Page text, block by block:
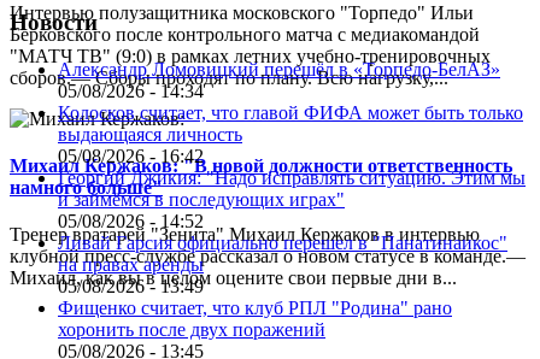
Интервью полузащитника московского "Торпедо" Ильи
Берковского после контрольного матча с медиакомандой
"МАТЧ ТВ" (9:0) в рамках летних учебно-тренировочных
сборов.— Сборы проходят по плану. Всю нагрузку,...
Михаил Кержаков: "В новой должности ответственность
намного больше"
Тренер вратарей "Зенита" Михаил Кержаков в интервью
клубной пресс-службе рассказал о новом статусе в команде.—
Михаил, как вы в целом оцените свои первые дни в...
Новости
Александр Ломовицкий перешёл в «Торпедо-БелАЗ»
05/08/2026 - 14:34
Колосков считает, что главой ФИФА может быть только
выдающаяся личность
05/08/2026 - 16:42
Георгий Джикия: "Надо исправлять ситуацию. Этим мы
и займёмся в последующих играх"
05/08/2026 - 14:52
Ливай Гарсия официально перешел в "Панатинаикос"
на правах аренды
05/08/2026 - 13:49
Фищенко считает, что клуб РПЛ "Родина" рано
хоронить после двух поражений
05/08/2026 - 13:45